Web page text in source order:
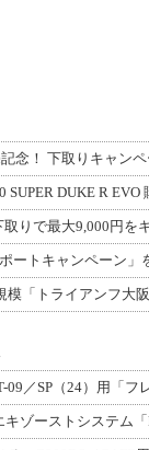
SUPER DUKE R EVO
ートキャンペーン」